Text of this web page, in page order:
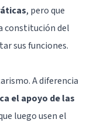
, pero que
constitución del
sus funciones.
A diferencia
el apoyo de las
luego usen el